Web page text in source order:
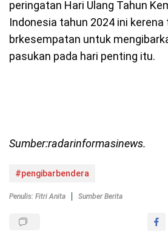
peringatan Hari Ulang Tahun
Indonesia tahun 2024 ini
brkesempatan untuk
pasukan pada hari penting itu.
Sumber:radarinformasinews.
#pengibarbendera
Penulis: Fitri Anita Sumber Berita